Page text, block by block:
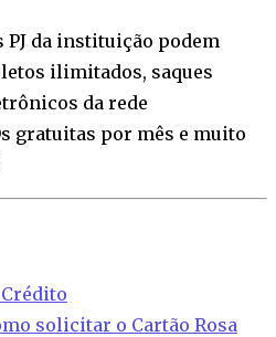
da instituição podem
ilimitados, saques
da rede
gratuitas por mês e muito
solicitar o Cartão Rosa